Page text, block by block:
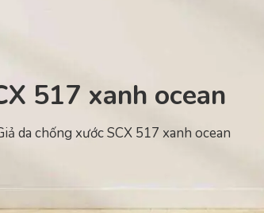
517 xanh ocean
da chống xước SCX 517 xanh ocean